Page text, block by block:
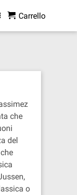
Carrello
che
del
o